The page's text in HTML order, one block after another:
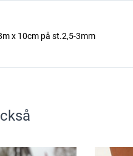
x 10cm på st.2,5-3mm